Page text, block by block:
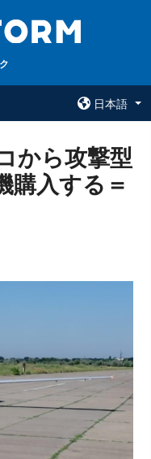
日本語
ウクルインフォ
ルム
サービス
から攻撃型
購入する＝